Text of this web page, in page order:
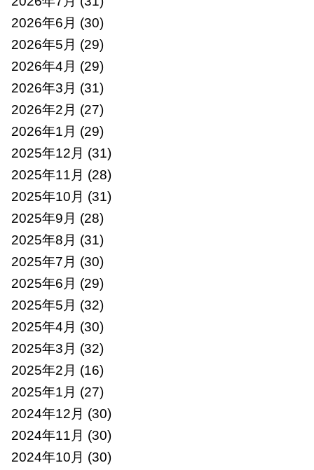
2026年6月 (30)
2026年5月 (29)
2026年4月 (29)
2026年3月 (31)
2026年2月 (27)
2026年1月 (29)
2025年12月 (31)
2025年11月 (28)
2025年10月 (31)
2025年9月 (28)
2025年8月 (31)
2025年7月 (30)
2025年6月 (29)
2025年5月 (32)
2025年4月 (30)
2025年3月 (32)
2025年2月 (16)
2025年1月 (27)
2024年12月 (30)
2024年11月 (30)
2024年10月 (30)